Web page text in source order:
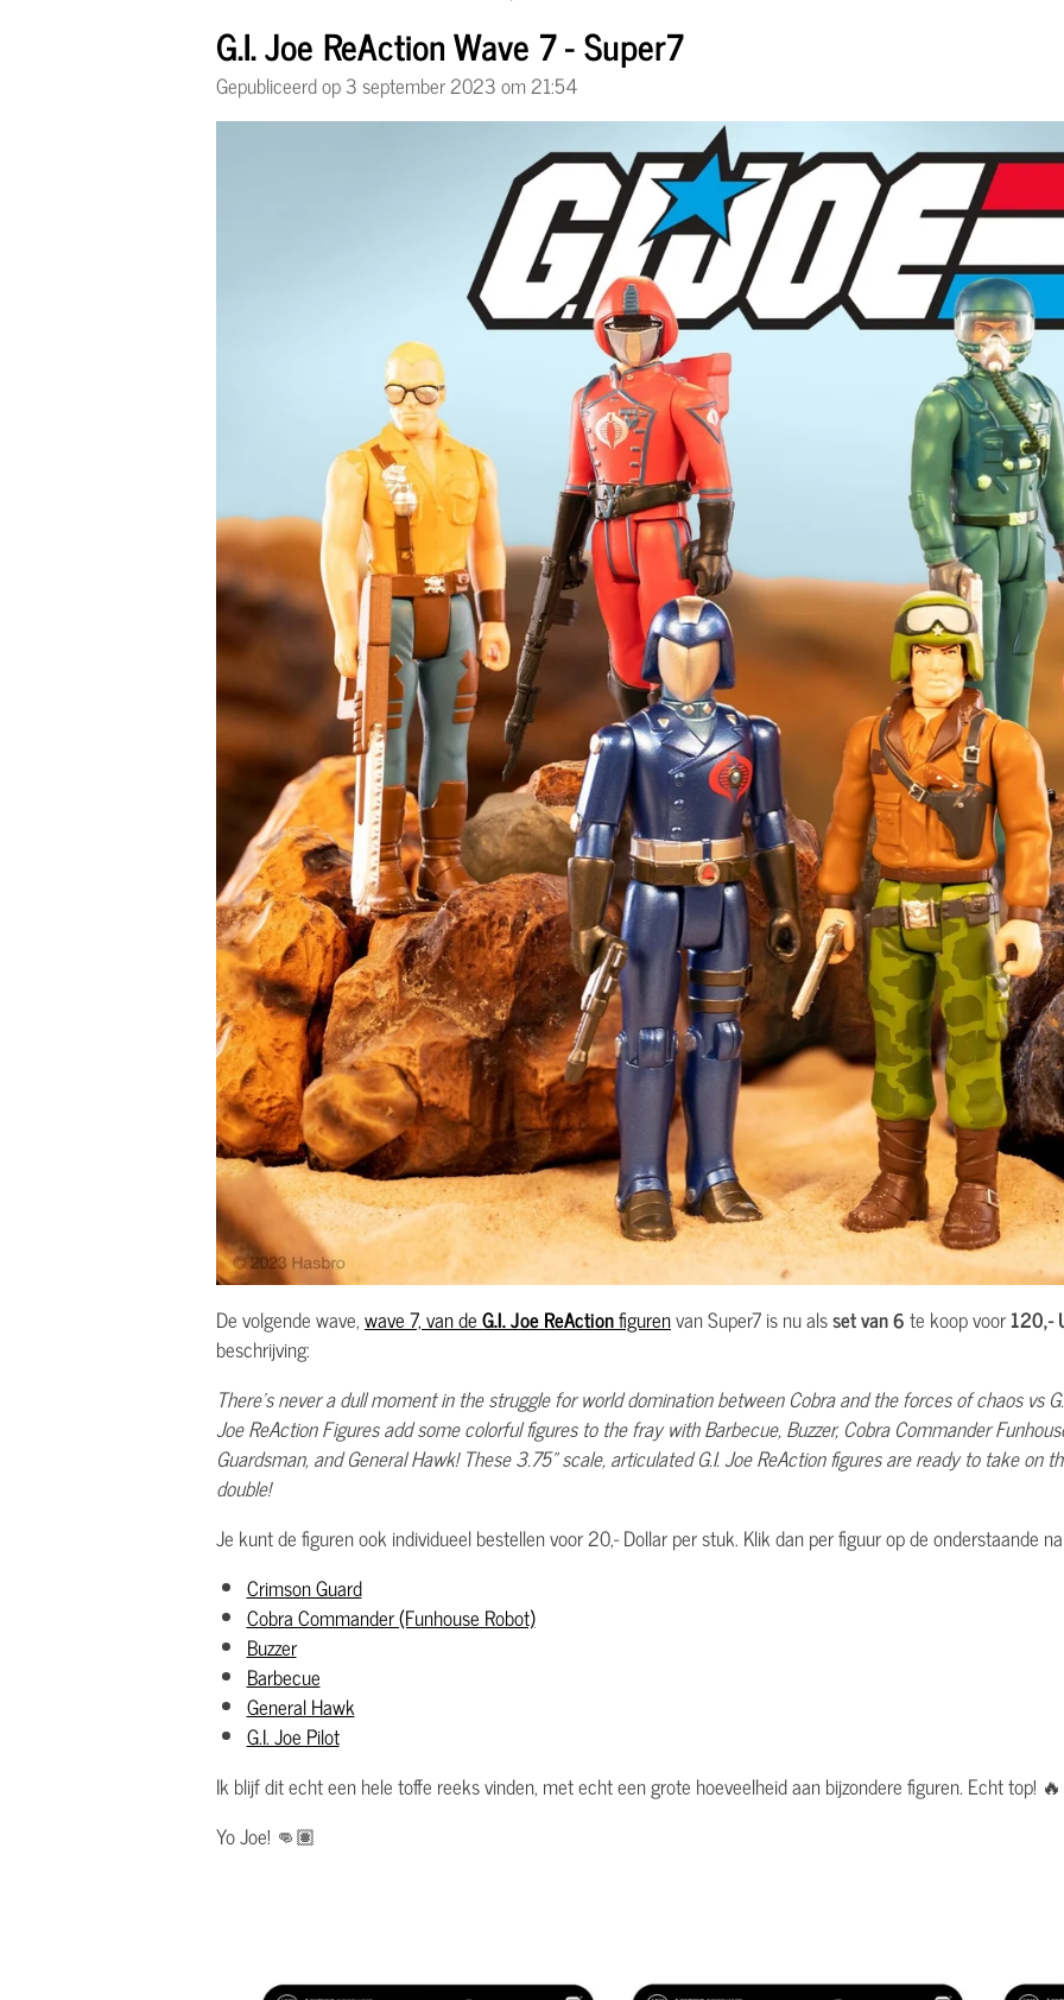
G.I. Joe ReAction Wave 7 - Super7
Gepubliceerd op 3 september 2023 om 21:54
De volgende wave,wave 7, van deG.I. Joe ReActionfigurenvan Super7 is nu alsset van 6te koop voor120,-
beschrijving:
There’s never a dull moment in the struggle for world domination between Cobra and the forces of chaos vs
Joe ReAction Figures add some colorful figures to the fray with Barbecue, Buzzer, Cobra Commander
Guardsman, and General Hawk! These 3.75” scale, articulated G.I. Joe ReAction figures are ready to take on
double!
Je kunt de figuren ook individueel bestellen voor 20,- Dollar per stuk. Klik dan per figuur op de onderstaande
Crimson Guard
Cobra Commander (Funhouse Robot)
Buzzer
Barbecue
General Hawk
G.I. Joe Pilot
Ik blijf dit echt een hele toffe reeks vinden, met echt een grote hoeveelheid aan bijzondere figuren. Echt top!
Yo Joe! 👊🏽